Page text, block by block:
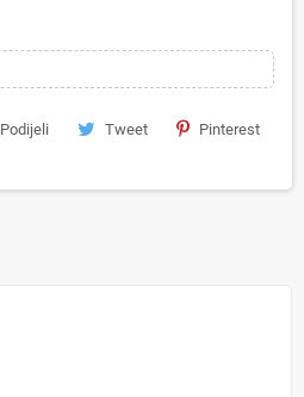
Podijeli Tweet Pinterest